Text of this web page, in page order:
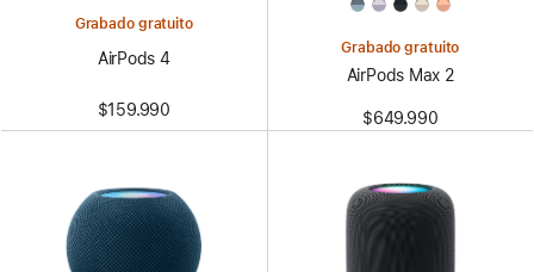
Grabado gratuito
AirPods 4
$159.990
Grabado gratuito
AirPods Max 2
$649.990